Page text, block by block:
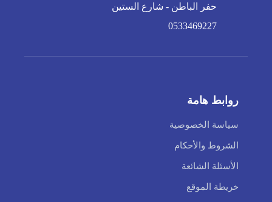
حفر الباطن - شارع الستين
0533469227
روابط هامة
سياسة الخصوصية
الشروط والأحكام
الأسئلة الشائعة
خريطة الموقع